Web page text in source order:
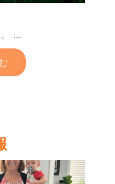
...